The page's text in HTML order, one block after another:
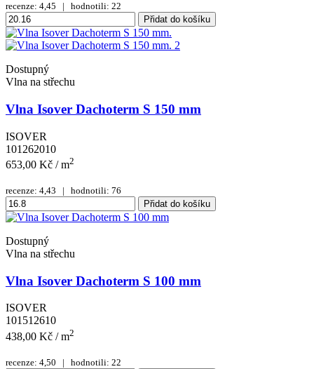
recenze: 4,45 | hodnotili: 22
Přidat do košíku
Dostupný
Vlna na střechu
Vlna Isover Dachoterm S 150 mm
ISOVER
101262010
653,00 Kč / m2
recenze: 4,43 | hodnotili: 76
Přidat do košíku
Dostupný
Vlna na střechu
Vlna Isover Dachoterm S 100 mm
ISOVER
101512610
438,00 Kč / m2
recenze: 4,50 | hodnotili: 22